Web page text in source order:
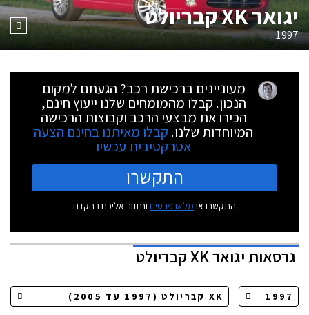
יגואר XK קבריולט
1997
מעוניינים ברכישת רכב? הגעתם למקום
הנכון. קבלו מהמומחים שלנו ייעוץ חינם,
הכירו את מבצעי הרכב וקבוצות הרכישה
המיוחדות שלנו. קבלו מאיתנו בחינם הצעה
אטרקטיבית עכשיו
התקשרו
התקשרו או מלאו פרטים ונחזור אליכם בהקדם
גרסאותיגואר XK קבריולט